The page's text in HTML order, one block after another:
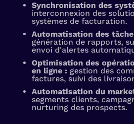
Synchronisation des
interconnexion des
systèmes de facturation.
Automatisation des
génération de rapports,
envoi d'alertes
Optimisation des
en ligne : gestion des
factures, suivi des
Automatisation du
segments clients,
nurturing des prospects.